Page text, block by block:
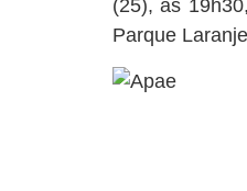
(25), às
Parque